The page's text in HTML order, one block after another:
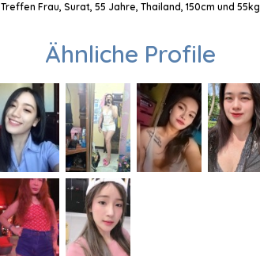
Treffen Frau, Surat, 55 Jahre, Thailand, 150cm und 55kg
Ähnliche Profile